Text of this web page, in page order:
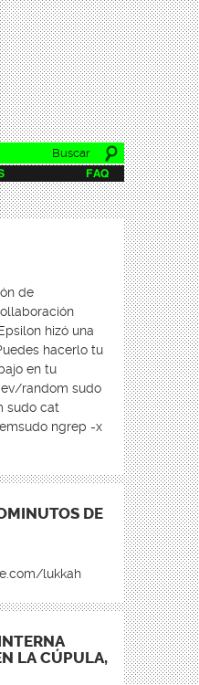
de
FAQ
de
hizó una
hacerlo tu
en tu
random sudo
sudo cat
ngrep -x
DE
lukkah
LA CÚPULA,